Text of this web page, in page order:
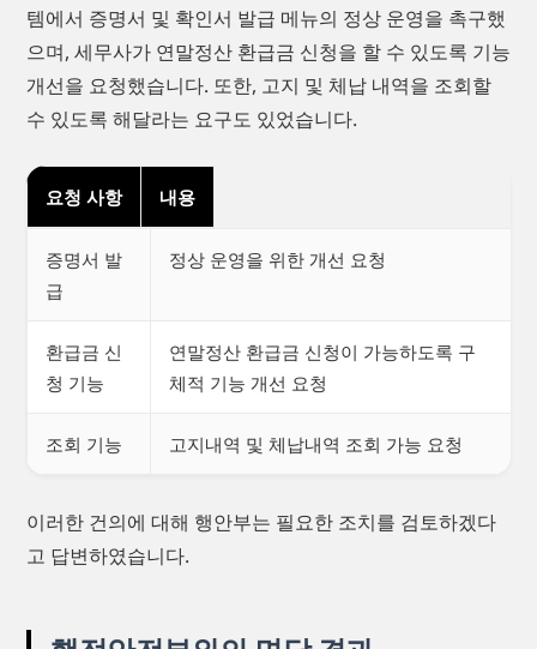
템에서 증명서 및 확인서 발급 메뉴의 정상 운영을 촉구했
으며, 세무사가 연말정산 환급금 신청을 할 수 있도록 기능
개선을 요청했습니다. 또한, 고지 및 체납 내역을 조회할
수 있도록 해달라는 요구도 있었습니다.
요청 사항 내용
증명서 발
급
정상 운영을 위한 개선 요청
환급금 신
청 기능
연말정산 환급금 신청이 가능하도록 구
체적 기능 개선 요청
조회 기능 고지내역 및 체납내역 조회 가능 요청
이러한 건의에 대해 행안부는 필요한 조치를 검토하겠다
고 답변하였습니다.